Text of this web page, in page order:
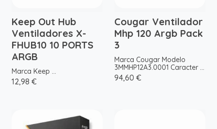
Keep Out Hub
Ventiladores X-
FHUB10 10 PORTS
ARGB
Marca Keep ...
12,98 €
Cougar Ventilador
Mhp 120 Argb Pack
3
Marca Cougar Modelo
3MMHP12A3.0001 Caracter ...
94,60 €